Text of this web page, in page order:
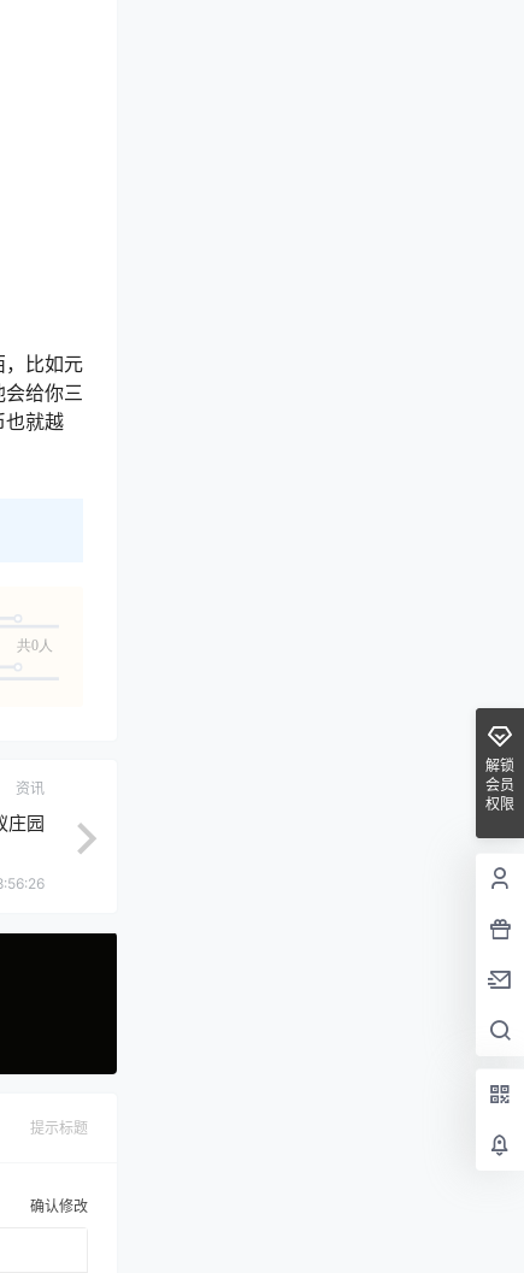
，比如元
给你三
也就越
共0人
资讯
庄园
提示标题
确认修改
解锁
会员
权限